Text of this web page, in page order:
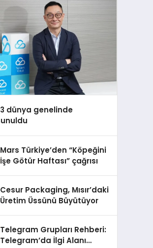
dünya genelinde
Mars Türkiye’den “Köpeğini
İşe Götür Haftası” çağrısı
Cesur Packaging, Mısır’daki
Üretim Üssünü Büyütüyor
Telegram Grupları Rehberi:
Telegram’da İlgi Alanı